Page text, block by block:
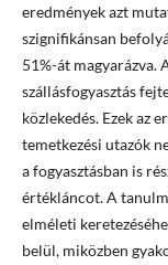
eredmények azt
szignifikánsan
51%-át magyarázva.
szállásfogyasztás
közlekedés. Ezek az
temetkezési utazók
a fogyasztásban is
értékláncot. A
elméleti
belül, miközben